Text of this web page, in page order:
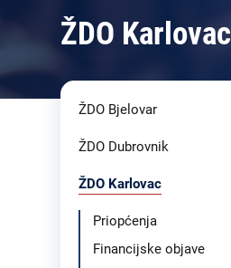
ŽDO Karlovac
ŽDO Bjelovar
ŽDO Dubrovnik
ŽDO Karlovac
Priopćenja
Financijske objave